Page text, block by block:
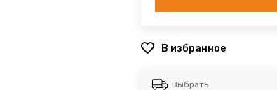
В избранное
Выбрать